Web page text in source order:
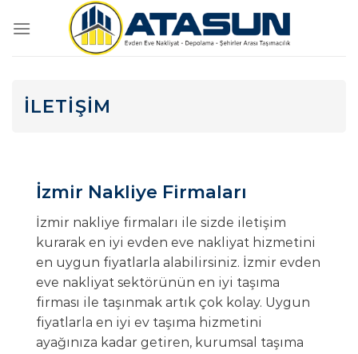
atla
İLETİŞİM
İzmir Nakliye Firmaları
İzmir nakliye firmaları ile sizde iletişim
kurarak en iyi evden eve nakliyat hizmetini
en uygun fiyatlarla alabilirsiniz. İzmir evden
eve nakliyat sektörünün en iyi taşıma
firması ile taşınmak artık çok kolay. Uygun
fiyatlarla en iyi ev taşıma hizmetini
ayağınıza kadar getiren, kurumsal taşıma